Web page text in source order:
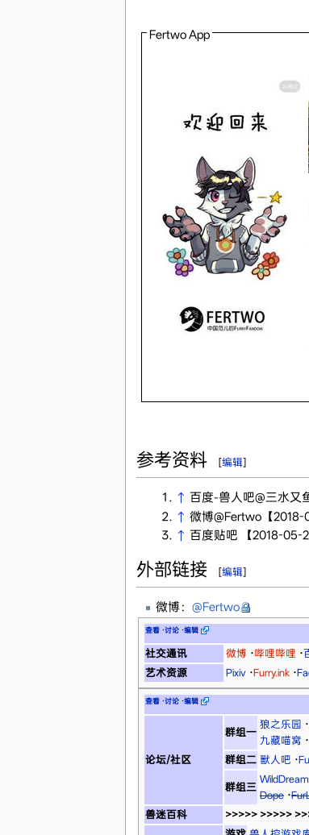
Fertwo App
参考资料 [编辑]
↑ 百度-兽人吧@三水又
↑ 微博@Fertwo【2018-
↑ 百度贴吧 【2018-05-
外部链接 [编辑]
微博： @Fertwo
查看·讨论·编辑
社交通讯 微博 ·哔哩哔哩 ·
艺术资源
Pixiv·Furry.ink·
查看·讨论·编辑
论坛/社区
群组一
狼之乐园 ·
九藏喵窝 ·
群组二 獸人吧 ·
群组三
Dope·
兽迷百科
>>>>> >>>>>